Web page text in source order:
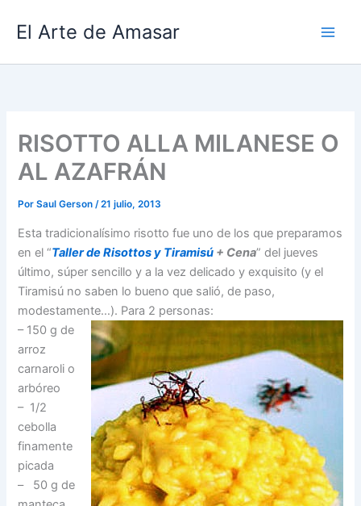
El Arte de Amasar
RISOTTO ALLA MILANESE O
AL AZAFRÁN
PorSaul Gerson/21 julio, 2013
Esta tradicionalísimo risotto fue uno de los que preparamos
en el “Taller de Risottos y Tiramisú + Cena” del jueves
último, súper sencillo y a la vez delicado y exquisito (y el
Tiramisú no saben lo bueno que salió, de paso,
modestamente…). Para 2 personas:
– 150 g de
arroz
carnaroli o
arbóreo
– 1/2
cebolla
finamente
picada
– 50 g de